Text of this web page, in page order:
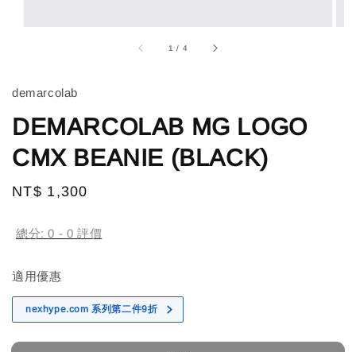
1 / 4
demarcolab
DEMARCOLAB MG LOGO
CMX BEANIE (BLACK)
Regular
NT$ 1,300
總分:0 - 0 評價
適用優惠
nexhype.com 系列第二件9折